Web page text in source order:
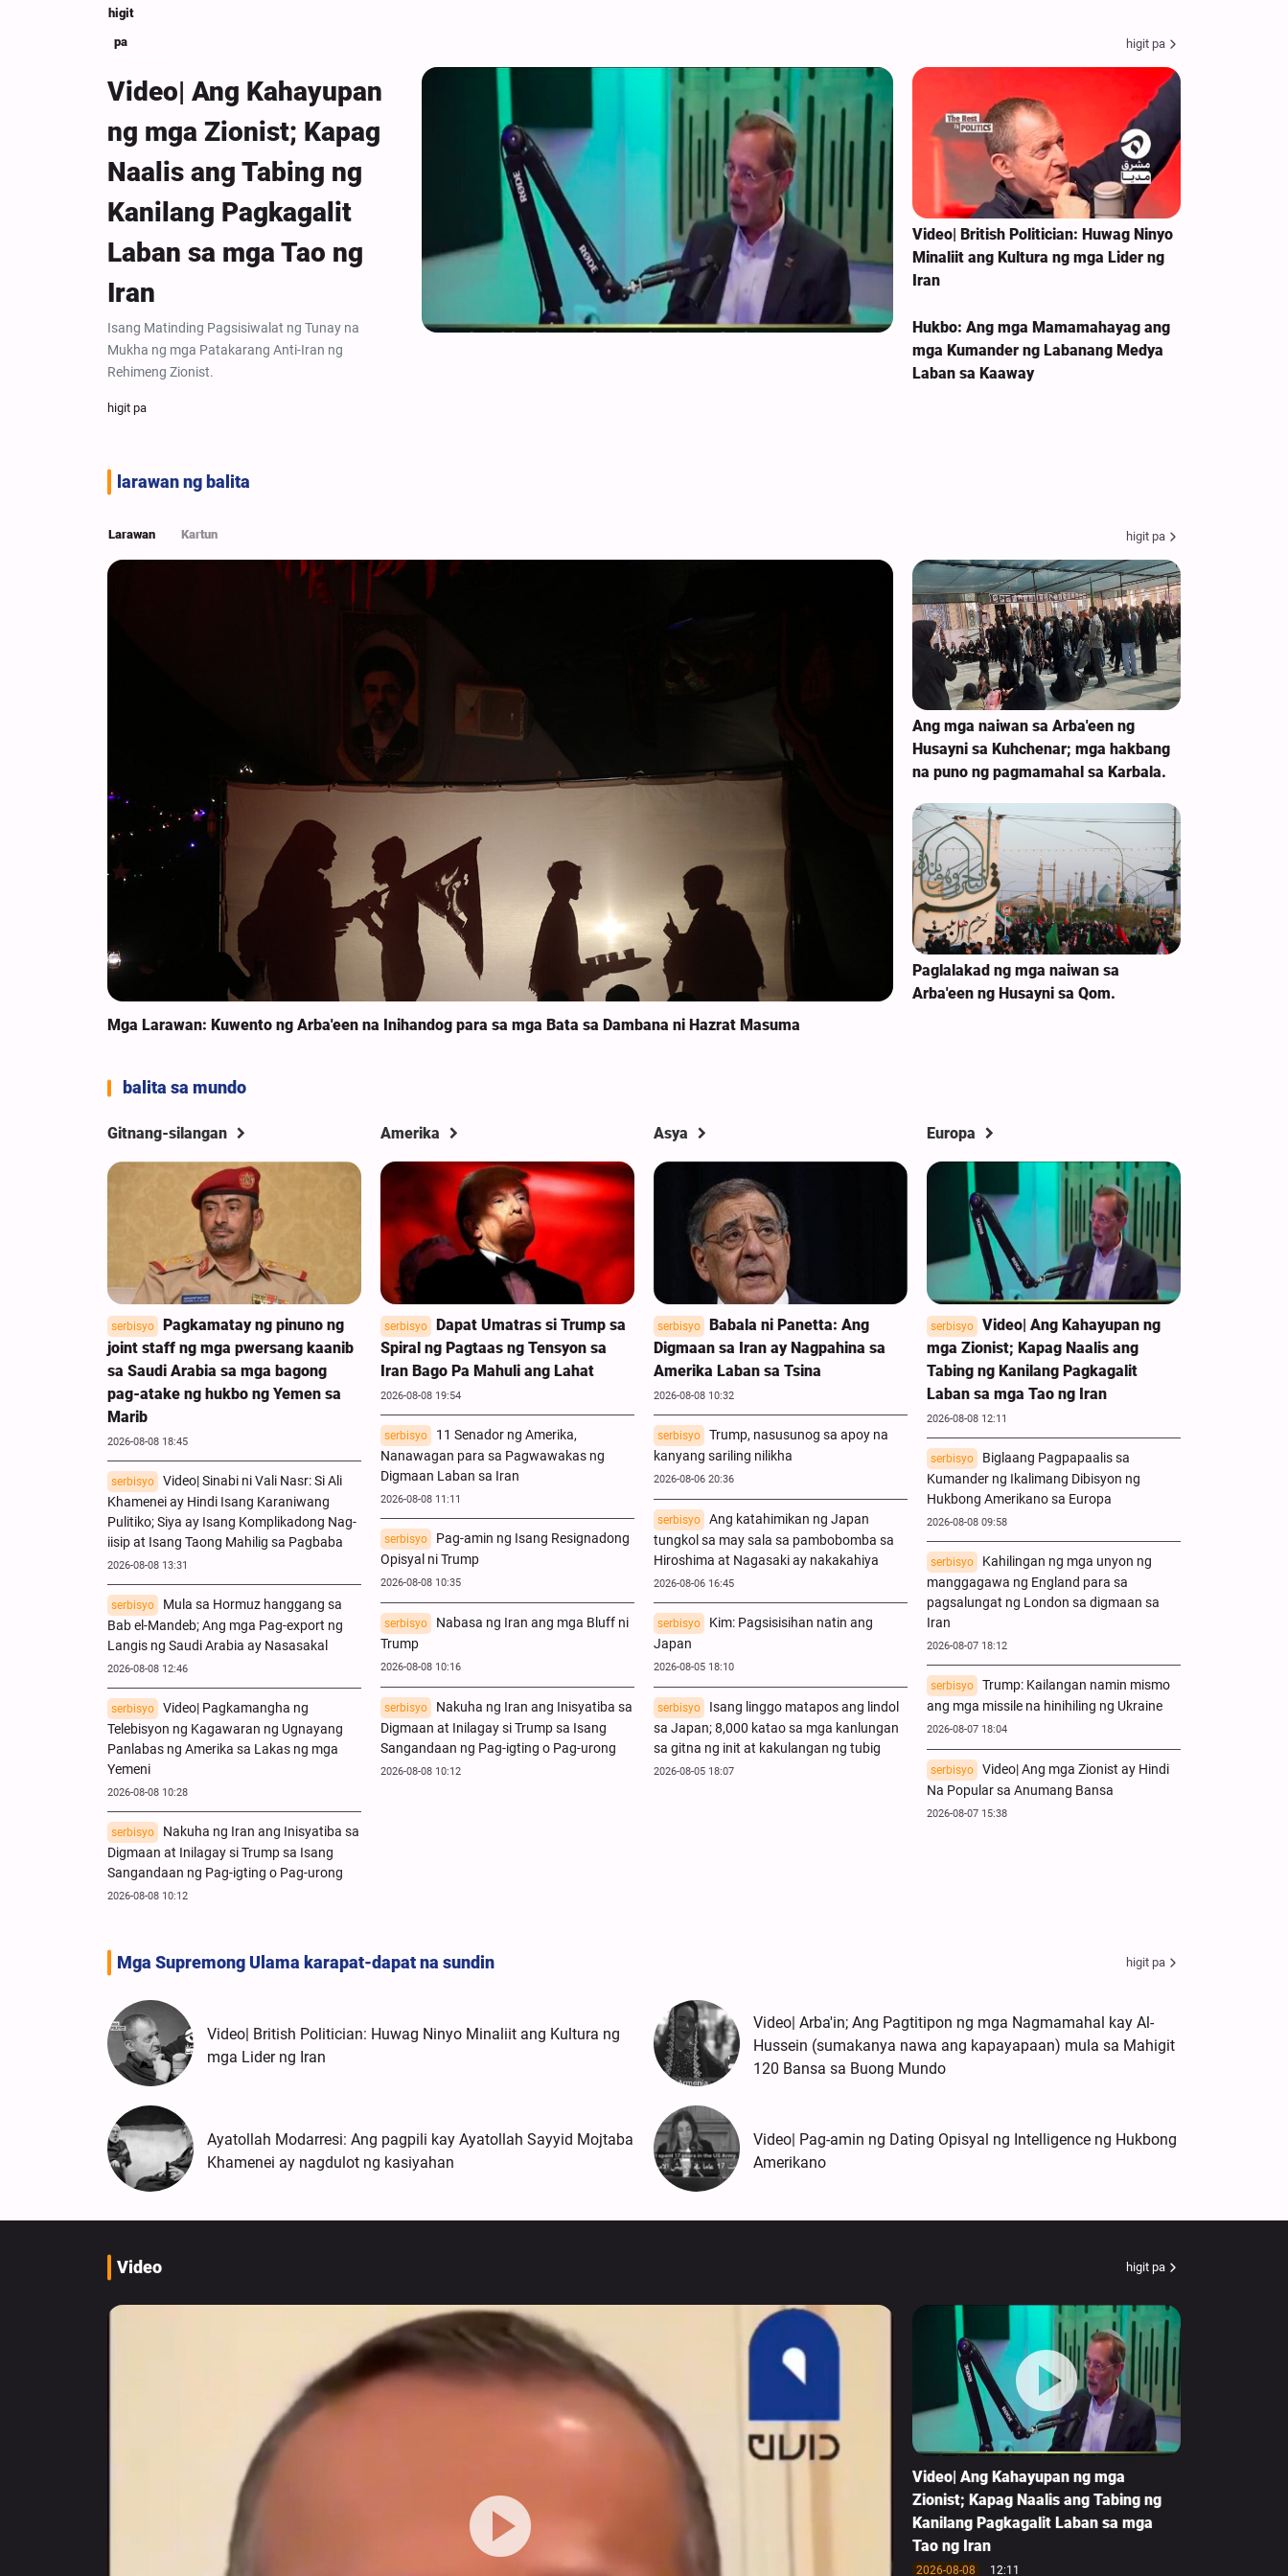
higit
pa
higit pa
Video| Ang Kahayupan
ng mga Zionist; Kapag
Naalis ang Tabing ng
Kanilang Pagkagalit
Laban sa mga Tao ng
Iran
Isang Matinding Pagsisiwalat ng Tunay na
Mukha ng mga Patakarang Anti-Iran ng
Rehimeng Zionist.
higit pa
Video| British Politician: Huwag Ninyo
Minaliit ang Kultura ng mga Lider ng
Iran
Hukbo: Ang mga Mamamahayag ang
mga Kumander ng Labanang Medya
Laban sa Kaaway
larawan ng balita
Larawan Kartun higit pa
Mga Larawan: Kuwento ng Arba'een na Inihandog para sa mga Bata sa Dambana ni Hazrat Masuma
Ang mga naiwan sa Arba'een ng
Husayni sa Kuhchenar; mga hakbang
na puno ng pagmamahal sa Karbala.
Paglalakad ng mga naiwan sa
Arba'een ng Husayni sa Qom.
balita sa mundo
Gitnang-silangan
serbisyo
Pagkamatay ng pinuno ng
joint staff ng mga pwersang kaanib
sa Saudi Arabia sa mga bagong
pag-atake ng hukbo ng Yemen sa
Marib
2026-08-08 18:45
serbisyo
Video| Sinabi ni Vali Nasr: Si Ali
Khamenei ay Hindi Isang Karaniwang
Pulitiko; Siya ay Isang Komplikadong Nag-
iisip at Isang Taong Mahilig sa Pagbaba
2026-08-08 13:31
serbisyo
Mula sa Hormuz hanggang sa
Bab el-Mandeb; Ang mga Pag-export ng
Langis ng Saudi Arabia ay Nasasakal
2026-08-08 12:46
serbisyo
Video| Pagkamangha ng
Telebisyon ng Kagawaran ng Ugnayang
Panlabas ng Amerika sa Lakas ng mga
Yemeni
2026-08-08 10:28
serbisyo
Nakuha ng Iran ang Inisyatiba sa
Digmaan at Inilagay si Trump sa Isang
Sangandaan ng Pag-igting o Pag-urong
2026-08-08 10:12
Amerika
serbisyo
Dapat Umatras si Trump sa
Spiral ng Pagtaas ng Tensyon sa
Iran Bago Pa Mahuli ang Lahat
2026-08-08 19:54
serbisyo
11 Senador ng Amerika,
Nanawagan para sa Pagwawakas ng
Digmaan Laban sa Iran
2026-08-08 11:11
serbisyo
Pag-amin ng Isang Resignadong
Opisyal ni Trump
2026-08-08 10:35
serbisyo
Nabasa ng Iran ang mga Bluff ni
Trump
2026-08-08 10:16
serbisyo
Nakuha ng Iran ang Inisyatiba sa
Digmaan at Inilagay si Trump sa Isang
Sangandaan ng Pag-igting o Pag-urong
2026-08-08 10:12
Asya
serbisyo
Babala ni Panetta: Ang
Digmaan sa Iran ay Nagpahina sa
Amerika Laban sa Tsina
2026-08-08 10:32
serbisyo
Trump, nasusunog sa apoy na
kanyang sariling nilikha
2026-08-06 20:36
serbisyo
Ang katahimikan ng Japan
tungkol sa may sala sa pambobomba sa
Hiroshima at Nagasaki ay nakakahiya
2026-08-06 16:45
serbisyo
Kim: Pagsisisihan natin ang
Japan
2026-08-05 18:10
serbisyo
Isang linggo matapos ang lindol
sa Japan; 8,000 katao sa mga kanlungan
sa gitna ng init at kakulangan ng tubig
2026-08-05 18:07
Europa
serbisyo
Video| Ang Kahayupan ng
mga Zionist; Kapag Naalis ang
Tabing ng Kanilang Pagkagalit
Laban sa mga Tao ng Iran
2026-08-08 12:11
serbisyo
Biglaang Pagpapaalis sa
Kumander ng Ikalimang Dibisyon ng
Hukbong Amerikano sa Europa
2026-08-08 09:58
serbisyo
Kahilingan ng mga unyon ng
manggagawa ng England para sa
pagsalungat ng London sa digmaan sa
Iran
2026-08-07 18:12
serbisyo
Trump: Kailangan namin mismo
ang mga missile na hinihiling ng Ukraine
2026-08-07 18:04
serbisyo
Video| Ang mga Zionist ay Hindi
Na Popular sa Anumang Bansa
2026-08-07 15:38
Mga Supremong Ulama karapat-dapat na sundin higit pa
Video| British Politician: Huwag Ninyo Minaliit ang Kultura ng
mga Lider ng Iran
Video| Arba'in; Ang Pagtitipon ng mga Nagmamahal kay Al-
Hussein (sumakanya nawa ang kapayapaan) mula sa Mahigit
120 Bansa sa Buong Mundo
Ayatollah Modarresi: Ang pagpili kay Ayatollah Sayyid Mojtaba
Khamenei ay nagdulot ng kasiyahan
Video| Pag-amin ng Dating Opisyal ng Intelligence ng Hukbong
Amerikano
Video higit pa
Video| Ang Kahayupan ng mga
Zionist; Kapag Naalis ang Tabing ng
Kanilang Pagkagalit Laban sa mga
Tao ng Iran
2026-08-08 12:11